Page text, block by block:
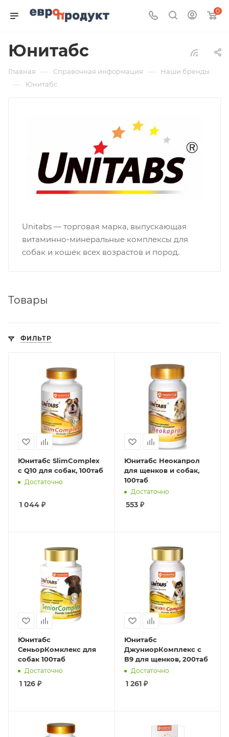
0
Юнитабс
Главная — Справочная информация — Наши бренды
— Юнитабс
Unitabs — торговая марка, выпускающая
витаминно-минеральные комплексы для
собак и кошек всех возрастов и пород.
Товары
ФИЛЬТР
Юнитабс SlimComplex
c Q10 для собак, 100таб
Достаточно
1 044 ₽
Юнитабс Неокапрол
для щенков и собак,
100таб
Достаточно
553₽
Юнитабс
СеньорКомклекс для
собак 100таб
Достаточно
1 126 ₽
Юнитабс
ДжуниорКомплекс c
В9 для щенков, 200таб
Достаточно
1 261₽